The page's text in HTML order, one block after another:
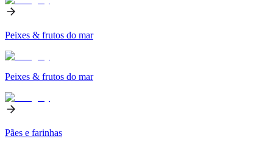
Peixes & frutos do mar
Peixes & frutos do mar
Pães e farinhas